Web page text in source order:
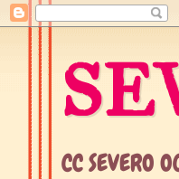
CC SEVERO